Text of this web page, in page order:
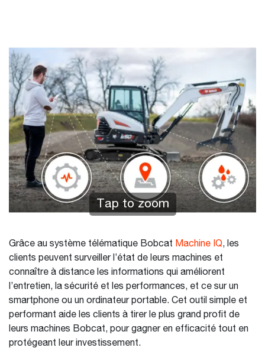
Tap to zoom
Grâce au système télématique Bobcat Machine IQ, les
clients peuvent surveiller l’état de leurs machines et
connaître à distance les informations qui améliorent
l’entretien, la sécurité et les performances, et ce sur un
smartphone ou un ordinateur portable. Cet outil simple et
performant aide les clients à tirer le plus grand profit de
leurs machines Bobcat, pour gagner en efficacité tout en
protégeant leur investissement.